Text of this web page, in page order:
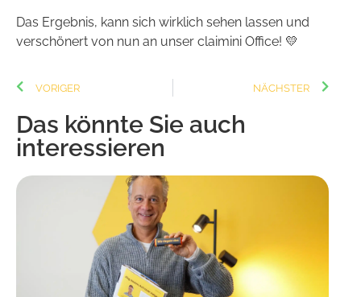
Das Ergebnis, kann sich wirklich sehen lassen und
verschönert von nun an unser claimini Office! 💛
VORIGER NÄCHSTER
Das könnte Sie auch
interessieren